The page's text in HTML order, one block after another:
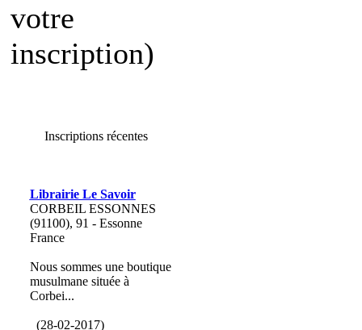
votre
inscription)
Inscriptions récentes
Librairie Le Savoir
CORBEIL ESSONNES
(91100), 91 - Essonne
France
Nous sommes une boutique
musulmane située à
Corbei...
(28-02-2017)